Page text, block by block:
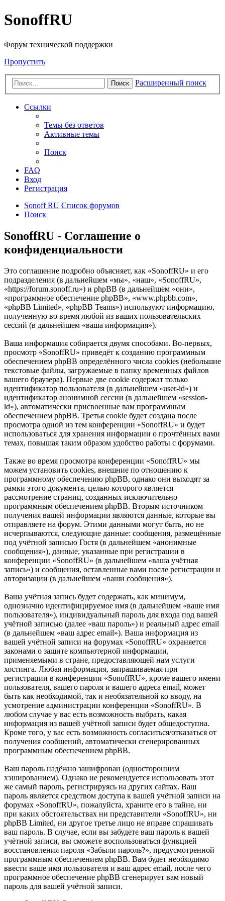
SonoffRU
Форум технической поддержки
Пропустить
Поиск Расширенный поиск
Ссылки
Темы без ответов
Активные темы
Поиск
FAQ
Вход
Регистрация
Sonoff RU Список форумов
Поиск
SonoffRU - Соглашение о
конфиденциальности
Это соглашение подробно объясняет, как «SonoffRU» и его
подразделения (в дальнейшем «мы», «наш», «SonoffRU»,
«https://forum.sonoff.ru») и phpBB (в дальнейшем «они»,
«программное обеспечение phpBB», «www.phpbb.com»,
«phpBB Limited», «phpBB Teams») используют информацию,
полученную во время любой из ваших пользовательских
сессий (в дальнейшем «ваша информация»).
Ваша информация собирается двумя способами. Во-первых,
просмотр «SonoffRU» приведёт к созданию программным
обеспечением phpBB определённого числа cookies (небольшие
текстовые файлы, загружаемые в папку временных файлов
вашего браузера). Первые две cookie содержат только
идентификатор пользователя (в дальнейшем «user-id») и
идентификатор анонимной сессии (в дальнейшем «session-
id»), автоматически присвоенные вам программным
обеспечением phpBB. Третья cookie будет создана после
просмотра одной из тем конференции «SonoffRU» и будет
использоваться для хранения информации о прочтённых вами
темах, повышая таким образом удобство работы с форумами.
Также во время просмотра конференции «SonoffRU» мы
можем установить cookies, внешние по отношению к
программному обеспечению phpBB, однако они выходят за
рамки этого документа, целью которого является
рассмотрение страниц, созданных исключительно
программным обеспечением phpBB. Вторым источником
получения вашей информации являются данные, которые вы
отправляете на форум. Этими данными могут быть, но не
исчерпываются, следующие данные: сообщения, размещённые
под учётной записью Гостя (в дальнейшем «анонимные
сообщения»), данные, указанные при регистрации в
конференции «SonoffRU» (в дальнейшем «ваша учётная
запись») и сообщения, оставленные вами после регистрации и
авторизации (в дальнейшем «ваши сообщения»).
Ваша учётная запись будет содержать, как минимум,
однозначно идентифицируемое имя (в дальнейшем «ваше имя
пользователя»), индивидуальный пароль для входа под вашей
учётной записью (далее «ваш пароль») и реальный адрес email
(в дальнейшем «ваш адрес email»). Ваша информация из
вашей учётной записи на форумах «SonoffRU» охраняется
законами о защите компьютерной информации,
применяемыми в стране, предоставляющей нам услуги
хостинга. Любая информация, запрашиваемая при
регистрации в конференции «SonoffRU», кроме вашего имени
пользователя, вашего пароля и вашего адреса email, может
быть как необходимой, так и необязательной ко вводу, на
усмотрение администрации конференции «SonoffRU». В
любом случае у вас есть возможность выбрать, какая
информация из вашей учётной записи будет общедоступна.
Кроме того, у вас есть возможность согласиться/отказаться от
получения сообщений, автоматически сгенерированных
программным обеспечением phpBB.
Ваш пароль надёжно зашифрован (односторонним
хэшированием). Однако не рекомендуется использовать этот
же самый пароль, регистрируясь на других сайтах. Ваш
пароль является средством доступа к вашей учётной записи на
форумах «SonoffRU», пожалуйста, храните его в тайне, ни
при каких обстоятельствах ни представители «SonoffRU», ни
phpBB Limited, ни другое третье лицо не вправе спрашивать
ваш пароль. В случае, если вы забудете ваш пароль к вашей
учётной записи, вы сможете воспользоваться функцией
восстановления пароля «Забыли пароль?», предусмотренной
программным обеспечением phpBB. Вам будет необходимо
ввести ваше имя пользователя и ваш адрес email, после чего
программное обеспечение phpBB сгенерирует вам новый
пароль для вашей учётной записи.